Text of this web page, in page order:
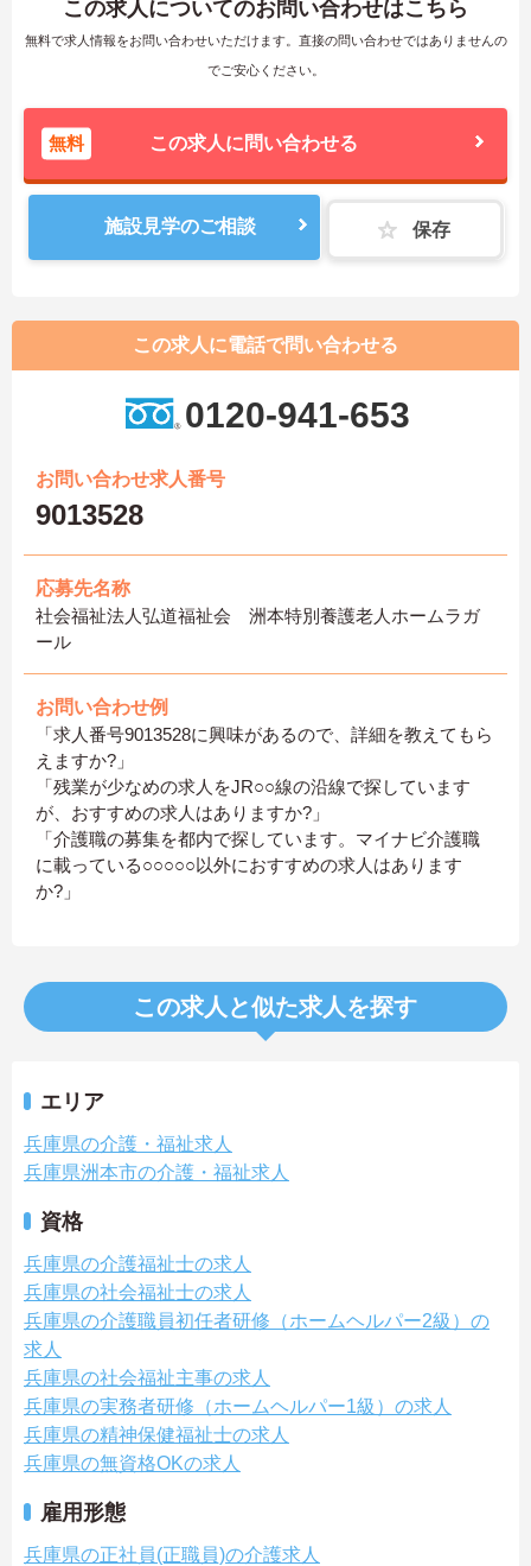
この求人についてのお問い合わせはこちら
無料で求人情報をお問い合わせいただけます。直接の問い合わせではありませんの
でご安心ください。
無料 この求人に問い合わせる
施設見学のご相談 保存
この求人に電話で問い合わせる
0120-941-653
お問い合わせ求人番号
9013528
応募先名称
社会福祉法人弘道福祉会 洲本特別養護老人ホームラガ
ール
お問い合わせ例
「求人番号9013528に興味があるので、詳細を教えてもら
えますか?」
「残業が少なめの求人をJR○○線の沿線で探しています
が、おすすめの求人はありますか?」
「介護職の募集を都内で探しています。マイナビ介護職
に載っている○○○○○以外におすすめの求人はあります
か?」
この求人と似た求人を探す
エリア
兵庫県の介護・福祉求人
兵庫県洲本市の介護・福祉求人
資格
兵庫県の介護福祉士の求人
兵庫県の社会福祉士の求人
兵庫県の介護職員初任者研修（ホームヘルパー2級）の
求人
兵庫県の社会福祉主事の求人
兵庫県の実務者研修（ホームヘルパー1級）の求人
兵庫県の精神保健福祉士の求人
兵庫県の無資格OKの求人
雇用形態
兵庫県の正社員(正職員)の介護求人